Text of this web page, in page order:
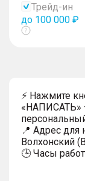
Трейд-ин
до 100 000 ₽
Показать
⚡ Нажмите
«НАПИСАТЬ»
📍 Адрес для
Волхонский
🕒 Часы